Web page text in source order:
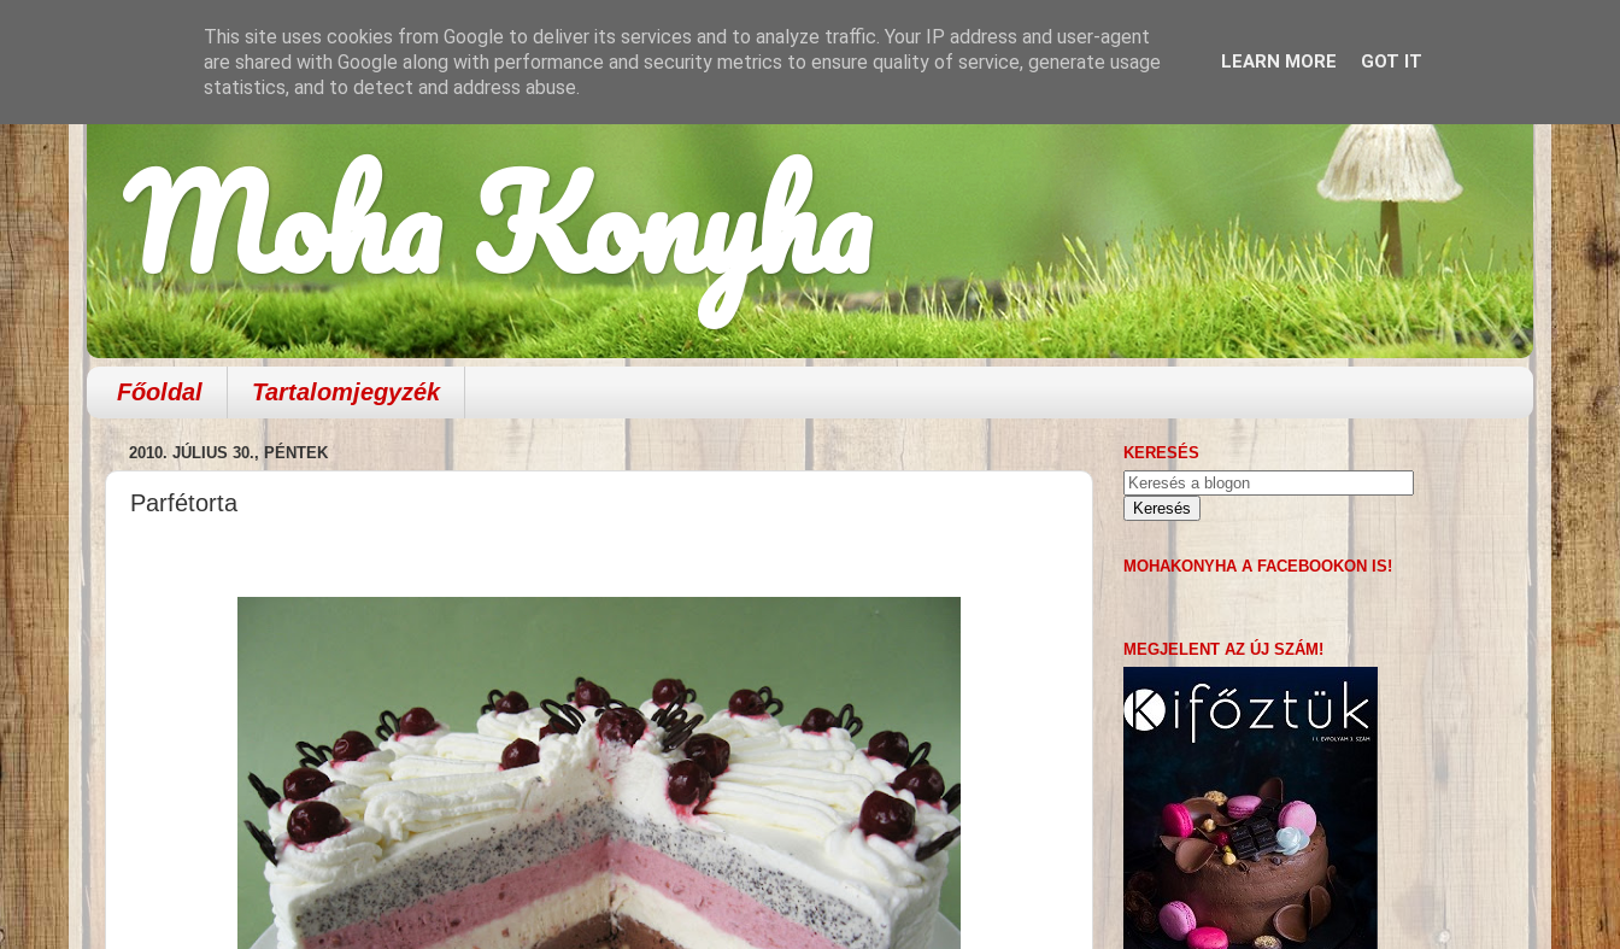
Moha Konyha
Főoldal Tartalomjegyzék
2010. JÚLIUS 30., PÉNTEK
Parfétorta
KERESÉS
MOHAKONYHA A FACEBOOKON IS!
MEGJELENT AZ ÚJ SZÁM!
This site uses cookies from Google to deliver its services and to analyze traffic. Your IP address and user-agent
are shared with Google along with performance and security metrics to ensure quality of service, generate usage
statistics, and to detect and address abuse.
LEARN MORE GOT IT